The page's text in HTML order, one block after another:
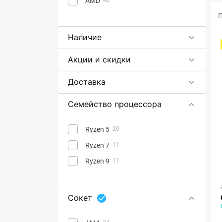
Наличие
Акции и скидки
Доставка
Семейство процессора
Ryzen 5 20
Ryzen 7 11
Ryzen 9 11
Сокет